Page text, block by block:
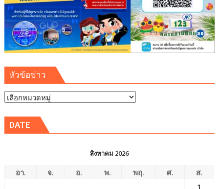
หัวข้อข่าว
หัวข้อ
DATE
สิงหาคม 2026
อา. จ. อ. พ. พฤ. ศ.
ส.
1